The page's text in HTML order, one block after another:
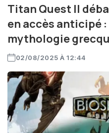
Titan Quest II
en accès anticipé
mythologie
02/08/2025 À 12:44